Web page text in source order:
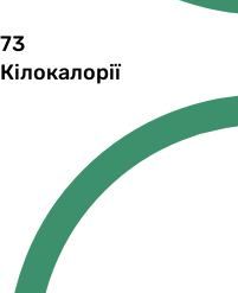
73
Кілокалорії